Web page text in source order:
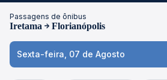
Passagens de ônibus
Iretama Florianópolis
Sexta-feira, 07 de Agosto